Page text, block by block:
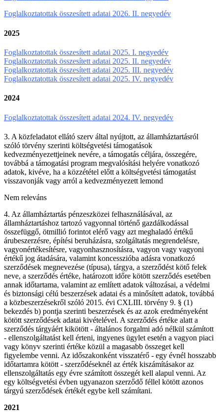
Foglalkoztatottak összesített adatai 2026. II. negyedév
2025
Foglalkoztatottak összesített adatai 2025. I. negyedév
Foglalkoztatottak összesített adatai 2025. II. negyedév
Foglalkoztatottak összesített adatai 2025. III. negyedév
Foglalkoztatottak összesített adatai 2025. IV. negyedév
2024
Foglalkoztatottak összesített adatai 2024. IV. negyedév
3. A közfeladatot ellátó szerv által nyújtott, az államháztartásról
szóló törvény szerinti költségvetési támogatások
kedvezményezettjeinek nevére, a támogatás céljára, összegére,
továbbá a támogatási program megvalósítási helyére vonatkozó
adatok, kivéve, ha a közzététel előtt a költségvetési támogatást
visszavonják vagy arról a kedvezményezett lemond
Nem releváns
4. Az államháztartás pénzeszközei felhasználásával, az
államháztartáshoz tartozó vagyonnal történő gazdálkodással
összefüggő, ötmillió forintot elérő vagy azt meghaladó értékű
árubeszerzésre, építési beruházásra, szolgáltatás megrendelésre,
vagyonértékesítésre, vagyonhasznosításra, vagyon vagy vagyoni
értékű jog átadására, valamint koncesszióba adásra vonatkozó
szerződések megnevezése (típusa), tárgya, a szerződést kötő felek
neve, a szerződés értéke, határozott időre kötött szerződés esetében
annak időtartama, valamint az említett adatok változásai, a védelmi
és biztonsági célú beszerzések adatai és a minősített adatok, továbbá
a közbeszerzésekről szóló 2015. évi CXLIII. törvény 9. § (1)
bekezdés b) pontja szerinti beszerzések és az azok eredményeként
kötött szerződések adatai kivételével. A szerződés értéke alatt a
szerződés tárgyáért kikötött - általános forgalmi adó nélkül számított
- ellenszolgáltatást kell érteni, ingyenes ügylet esetén a vagyon piaci
vagy könyv szerinti értéke közül a magasabb összeget kell
figyelembe venni. Az időszakonként visszatérő - egy évnél hosszabb
időtartamra kötött - szerződéseknél az érték kiszámításakor az
ellenszolgáltatás egy évre számított összegét kell alapul venni. Az
egy költségvetési évben ugyanazon szerződő féllel kötött azonos
tárgyú szerződések értékét egybe kell számítani.
2021